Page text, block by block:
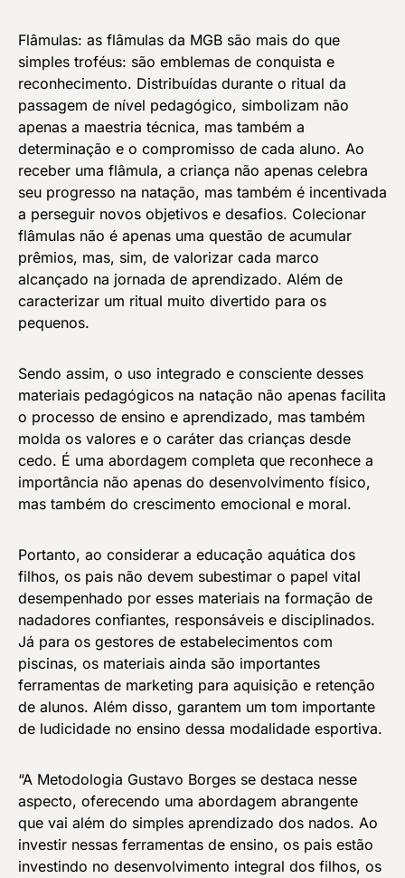
Flâmulas: as flâmulas da MGB são mais do que
simples troféus: são emblemas de conquista e
reconhecimento. Distribuídas durante o ritual da
passagem de nível pedagógico, simbolizam não
apenas a maestria técnica, mas também a
determinação e o compromisso de cada aluno. Ao
receber uma flâmula, a criança não apenas celebra
seu progresso na natação, mas também é incentivada
a perseguir novos objetivos e desafios. Colecionar
flâmulas não é apenas uma questão de acumular
prêmios, mas, sim, de valorizar cada marco
alcançado na jornada de aprendizado. Além de
caracterizar um ritual muito divertido para os
pequenos.
Sendo assim, o uso integrado e consciente desses
materiais pedagógicos na natação não apenas facilita
o processo de ensino e aprendizado, mas também
molda os valores e o caráter das crianças desde
cedo. É uma abordagem completa que reconhece a
importância não apenas do desenvolvimento físico,
mas também do crescimento emocional e moral.
Portanto, ao considerar a educação aquática dos
filhos, os pais não devem subestimar o papel vital
desempenhado por esses materiais na formação de
nadadores confiantes, responsáveis e disciplinados.
Já para os gestores de estabelecimentos com
piscinas, os materiais ainda são importantes
ferramentas de marketing para aquisição e retenção
de alunos. Além disso, garantem um tom importante
de ludicidade no ensino dessa modalidade esportiva.
“A Metodologia Gustavo Borges se destaca nesse
aspecto, oferecendo uma abordagem abrangente
que vai além do simples aprendizado dos nados. Ao
investir nessas ferramentas de ensino, os pais estão
investindo no desenvolvimento integral dos filhos, os